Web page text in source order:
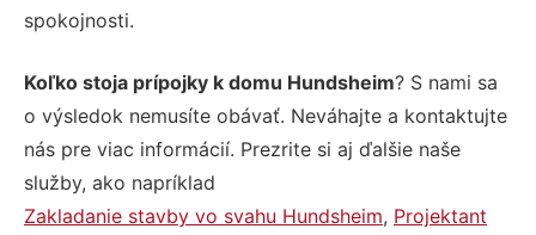
spokojnosti.
Koľko stoja prípojky k domu Hundsheim? S nami sa
o výsledok nemusíte obávať. Neváhajte a kontaktujte
nás pre viac informácií. Prezrite si aj ďalšie naše
služby, ako napríklad
Zakladanie stavby vo svahu Hundsheim, Projektant